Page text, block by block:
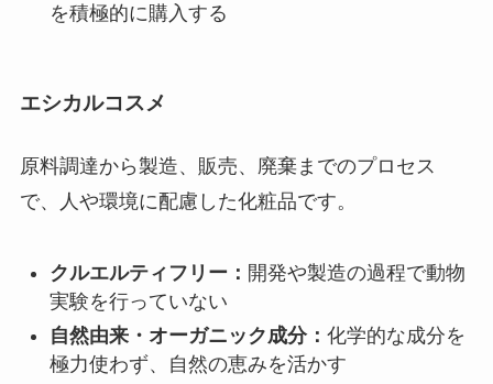
を積極的に購入する
エシカルコスメ
原料調達から製造、販売、廃棄までのプロセス
で、人や環境に配慮した化粧品です。
クルエルティフリー： 開発や製造の過程で動物
実験を行っていない
自然由来・オーガニック成分： 化学的な成分を
極力使わず、自然の恵みを活かす